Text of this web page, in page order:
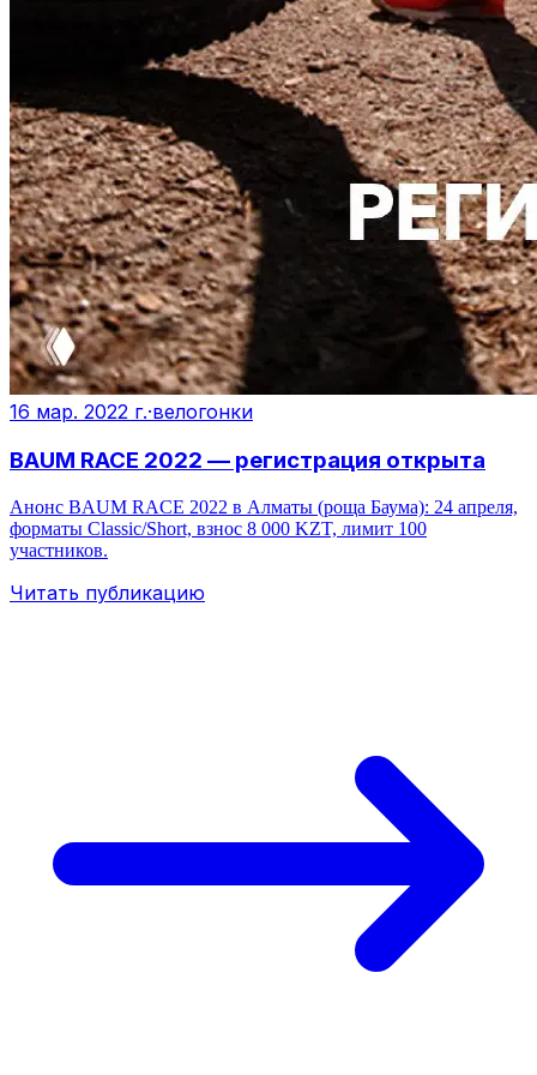
16 мар. 2022 г.·велогонки
BAUM RACE 2022 — регистрация открыта
Анонс BAUM RACE 2022 в Алматы (роща Баума): 24 апреля,
форматы Classic/Short, взнос 8 000 KZT, лимит 100
участников.
Читать публикацию